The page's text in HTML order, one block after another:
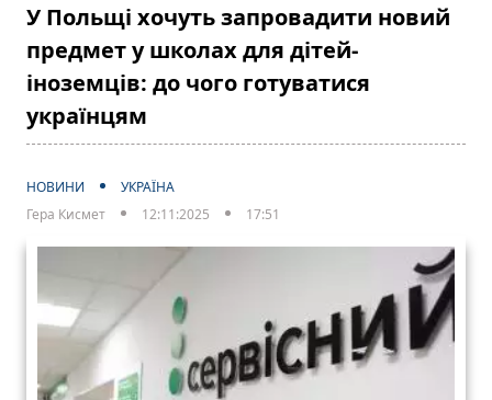
У Польщі хочуть запровадити новий
предмет у школах для дітей-
іноземців: до чого готуватися
українцям
НОВИНИ
УКРАЇНА
Гера Кисмет
12:11:2025 17:51